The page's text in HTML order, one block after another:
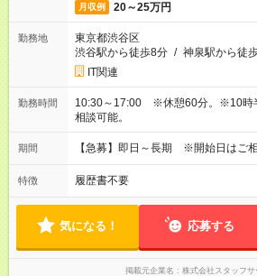
月収例 20～25万円
勤務地
東京都渋谷区
渋谷駅から徒歩8分 / 神泉駅から徒
IT関連
勤務時間
10:30～17:00 ※休憩60分。※10時
相談可能。
期間 【急募】即日～長期 ※開始日はご
特徴 履歴書不要
気になる！ 応募する
掲載元企業名 株式会社スタッフサ